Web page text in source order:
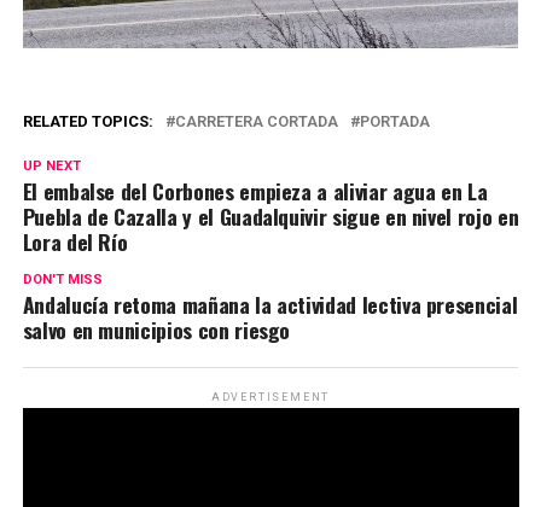
RELATED TOPICS: CARRETERA CORTADA PORTADA
UP NEXT
El embalse del Corbones empieza a aliviar agua en La
Puebla de Cazalla y el Guadalquivir sigue en nivel rojo en
Lora del Río
DON'T MISS
Andalucía retoma mañana la actividad lectiva presencial
salvo en municipios con riesgo
ADVERTISEMENT